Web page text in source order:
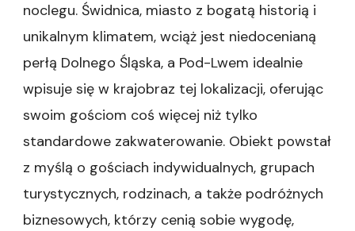
ciesz
doskonałą
lokalizacją
noclegu. Świdnica, miasto z bogatą historią i
unikalnym klimatem, wciąż jest niedocenianą
perłą Dolnego Śląska, a Pod-Lwem idealnie
wpisuje się w krajobraz tej lokalizacji, oferując
swoim gościom coś więcej niż tylko
standardowe zakwaterowanie. Obiekt powstał
z myślą o gościach indywidualnych, grupach
turystycznych, rodzinach, a także podróżnych
biznesowych, którzy cenią sobie wygodę,